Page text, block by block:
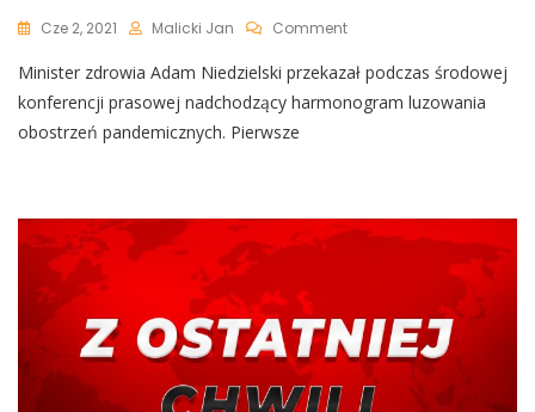
Cze 2, 2021 Malicki Jan CommentOn
Zarządził
Cofnięcie
Obostrzeń
Kilka
Się
Jeden
Istotny
Zgrzyt
Minister zdrowia Adam Niedzielski przekazał podczas środowej
konferencji prasowej nadchodzący harmonogram luzowania
obostrzeń pandemicznych. Pierwsze